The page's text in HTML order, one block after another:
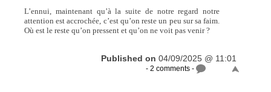
L’ennui, maintenant qu’à la suite de notre regard notre
attention est accrochée, c’est qu’on reste un peu sur sa faim.
Où est le reste qu’on pressent et qu’on ne voit pas venir ?
Published on 04/09/2025 @ 11:01
- 2 comments -